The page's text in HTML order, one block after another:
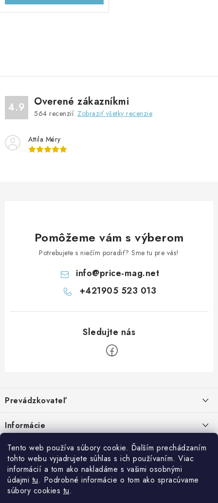
Tento web používa súbory cookie. Ďalším prechádzaním
tohto webu vyjadrujete súhlas s ich používaním. Viac
informácií a tom ako nakladáme s vašimi osobnými
údajmi tu. Podrobné informácie o tom ako spracúvame
súbory cookies tu.
á
d
a
c
e
4.9 Overené zákazníkmi
564 recenzií. Zobraziť všetky recenzie
Attila Méry
Pomôžeme vám s výberom
Potrebujete s niečím poradiť? Sme tu pre vás!
info@price-mag.net
+421905 523 013
p
ä
t
Prevádzkovateľ
Malinová 49
IČO: 34670602
DIČ: 1020448297
IČ DPH: SK1020448297
Informácie
Kontakty
Doprava a platba
Obchodné podmienky
Facebook